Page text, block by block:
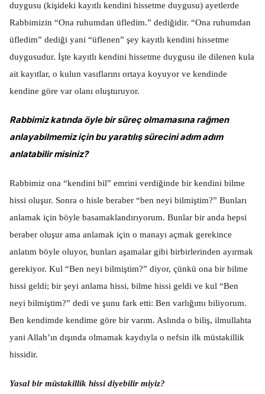
duygusu (kişideki kayıtlı kendini hissetme duygusu) ayetlerde
Rabbimizin “Ona ruhumdan üfledim.” dediğidir. “Ona ruhumdan
üfledim” dediği yani “üflenen” şey kayıtlı kendini hissetme
duygusudur. İşte kayıtlı kendini hissetme duygusu ile dilenen kula
ait kayıtlar, o kulun vasıflarını ortaya koyuyor ve kendinde
kendine göre var olanı oluşturuyor.
Rabbimiz katında öyle bir süreç olmamasına rağmen
anlayabilmemiz için bu yaratılış sürecini adım adım
anlatabilir misiniz?
Rabbimiz ona “kendini bil” emrini verdiğinde bir kendini bilme
hissi oluşur. Sonra o hisle beraber “ben neyi bilmiştim?” Bunları
anlamak için böyle basamaklandırıyorum. Bunlar bir anda hepsi
beraber oluşur ama anlamak için o manayı açmak gerekince
anlatım böyle oluyor, bunları aşamalar gibi birbirlerinden ayırmak
gerekiyor. Kul “Ben neyi bilmiştim?” diyor, çünkü ona bir bilme
hissi geldi; bir şeyi anlama hissi, bilme hissi geldi ve kul “Ben
neyi bilmiştim?” dedi ve şunu fark etti: Ben varlığımı biliyorum.
Ben kendimde kendime göre bir varım. Aslında o biliş, ilmullahta
yani Allah’ın dışında olmamak kaydıyla o nefsin ilk müstakillik
hissidir.
Yasal bir müstakillik hissi diyebilir miyiz?